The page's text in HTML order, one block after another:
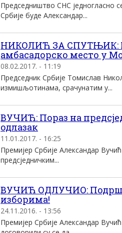
Председништво СНС једногласно
Србије буде Александар...
НИКОЛИЋ ЗА СПУТЊИК:
амбасадорско место у
08.02.2017. - 11:19
Председник Србије Томислав
измишљотинама, срачунатим у...
ВУЧИЋ: Пораз на
одлазак
11.01.2017. - 16:25
Премијер Србије Александар
предсједничким...
ВУЧИЋ ОДЛУЧИО:
изборима!
24.11.2016. - 13:56
Премијер Србије Александар